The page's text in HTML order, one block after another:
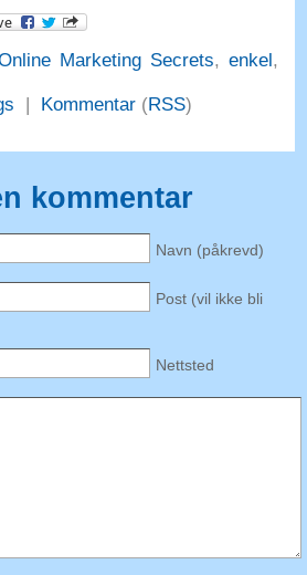
Marketing Secrets, enkel,
| Kommentar (RSS)
kommentar
Navn (påkrevd)
Post (vil ikke bli
Nettsted